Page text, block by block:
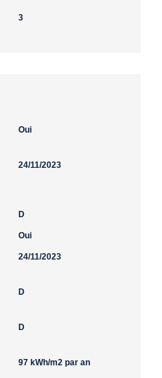
3
Oui
24/11/2023
D
Oui
24/11/2023
D
D
97 kWh/m2 par an